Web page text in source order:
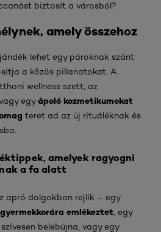
biztosít a városból?
amely összehoz
lehet egy pároknak szánt
a közös pillanatokat. A
wellness szett, az
egyápoló kozmetikumokat
teret ad az új rituáléknak és
amelyek ragyogni
a fa alatt
apró dolgokban rejlik – egy
emlékeztet , egy
belebújna, vagy egy